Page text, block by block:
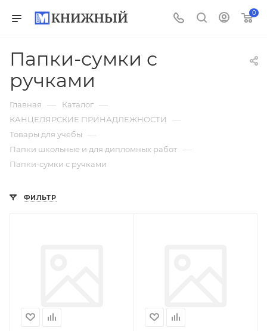
0
Папки-сумки с
ручками
Главная — Каталог —
КАНЦЕЛЯРСКИЕ ПРИНАДЛЕЖНОСТИ —
Товары для учебы —
Папки школьные и для дипломных работ —
Папки-сумки с ручками
ФИЛЬТР